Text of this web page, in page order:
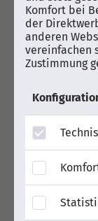
Komfort bei
der
anderen
vereinfachen
Zustimmung